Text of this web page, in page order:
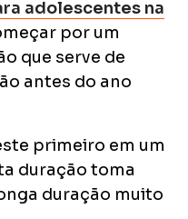
adolescentes na
por um
que serve de
antes do ano
primeiro em um
duração toma
duração muito